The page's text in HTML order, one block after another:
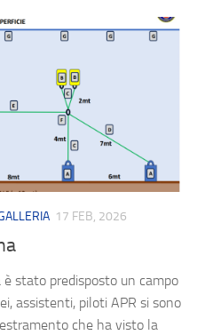
17 FEB, 2026
stato predisposto un campo
assistenti, piloti APR si sono
che ha visto la